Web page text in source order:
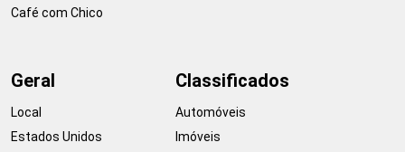
Café com Chico
Geral
Local
Estados Unidos
Classificados
Automóveis
Imóveis